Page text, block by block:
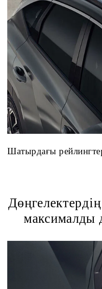
Шатырдағы
максималды